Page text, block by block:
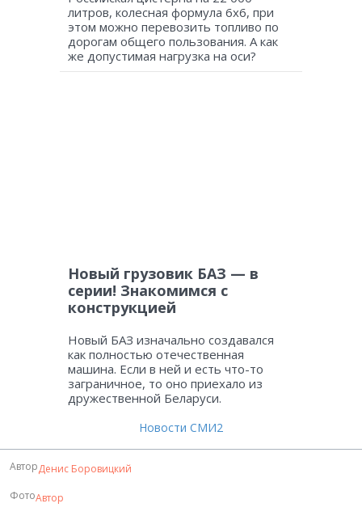
литров, колесная формула 6х6, при
этом можно перевозить топливо по
дорогам общего пользования. А как
же допустимая нагрузка на оси?
Новый грузовик БАЗ — в
серии! Знакомимся с
конструкцией
Новый БАЗ изначально создавался
как полностью отечественная
машина. Если в ней и есть что-то
заграничное, то оно приехало из
дружественной Беларуси.
Новости СМИ2
АвторДенис Боровицкий
ФотоАвтор